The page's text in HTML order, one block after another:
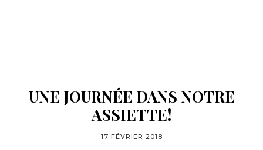
UNE JOURNÉE DANS NOTRE
ASSIETTE!
17 FÉVRIER 2018